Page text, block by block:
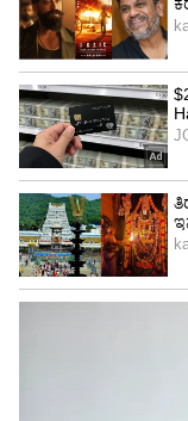
5
5
Image Credit :
ಸ್ಯಾಂಡಲ್‌ವುಡ್‌ ನಟ
ಹಾಗೂ ಮಗಳು